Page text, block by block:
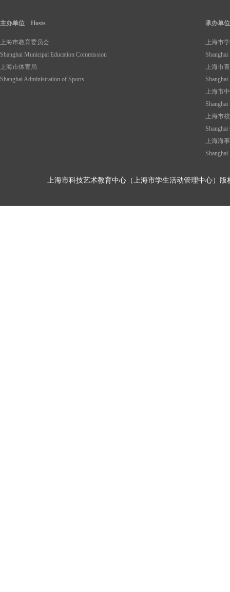
主办单位 Hosts
上海市教育委员会
Shanghai Municipal Education Commission
上海市体育局
Shanghai Administration of Sports
承办单
上海市
Shanghai
上海市
上海市
上海市
上海海
上海市科技艺术教育中心（上海市学生活动管理中心）版